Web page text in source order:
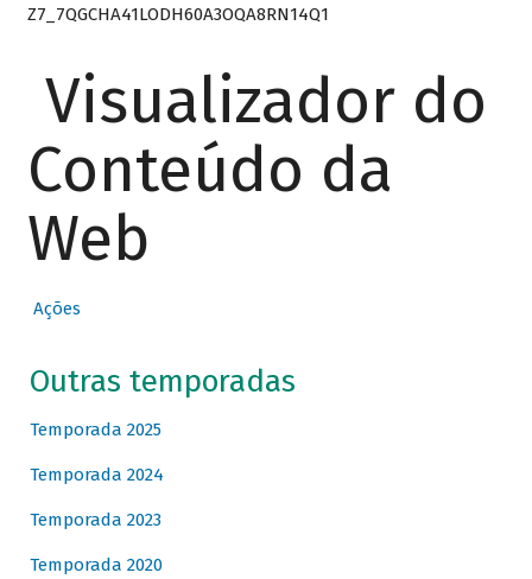
Z7_7QGCHA41LODH60A3OQA8RN14Q1
Visualizador do
Conteúdo da
Web
Ações
Outras temporadas
Temporada 2025
Temporada 2024
Temporada 2023
Temporada 2020